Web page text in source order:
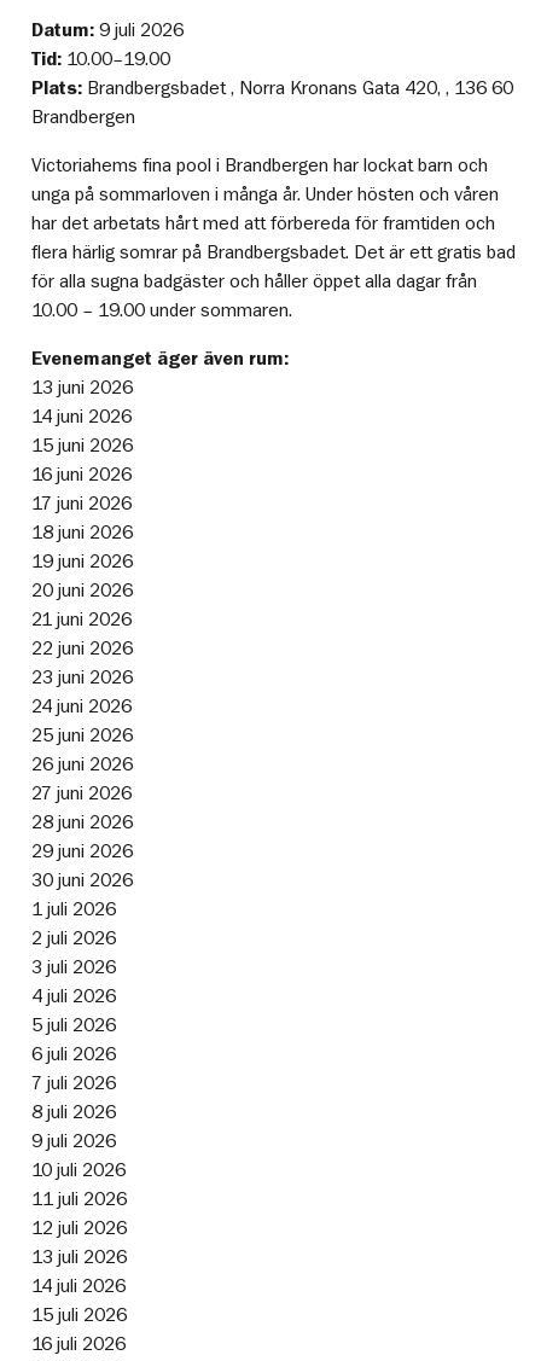
Datum:9 juli 2026
Tid: 10.00–19.00
Plats: Brandbergsbadet , Norra Kronans Gata 420, , 136 60
Brandbergen
Victoriahems fina pool i Brandbergen har lockat barn och
unga på sommarloven i många år. Under hösten och våren
har det arbetats hårt med att förbereda för framtiden och
flera härlig somrar på Brandbergsbadet. Det är ett gratis bad
för alla sugna badgäster och håller öppet alla dagar från
10.00 – 19.00 under sommaren.
Evenemanget äger även rum:
13 juni 2026
14 juni 2026
15 juni 2026
16 juni 2026
17 juni 2026
18 juni 2026
19 juni 2026
20 juni 2026
21 juni 2026
22 juni 2026
23 juni 2026
24 juni 2026
25 juni 2026
26 juni 2026
27 juni 2026
28 juni 2026
29 juni 2026
30 juni 2026
1 juli 2026
2 juli 2026
3 juli 2026
4 juli 2026
5 juli 2026
6 juli 2026
7 juli 2026
8 juli 2026
9 juli 2026
10 juli 2026
11 juli 2026
12 juli 2026
13 juli 2026
14 juli 2026
15 juli 2026
16 juli 2026